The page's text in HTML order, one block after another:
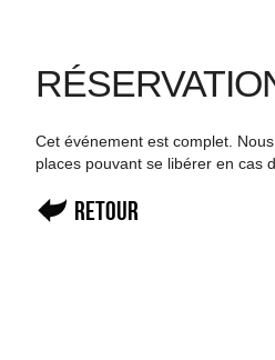
Cet événement est complet.
places pouvant se libérer en cas
Retour